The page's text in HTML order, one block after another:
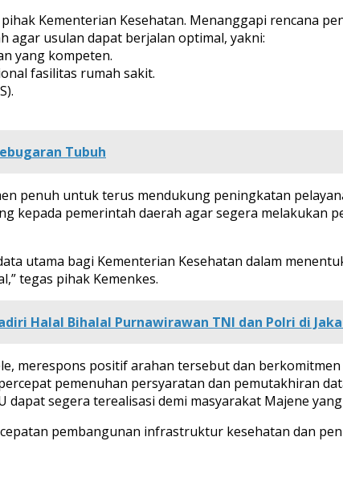
Kementerian Kesehatan. Menanggapi rencana
agar usulan dapat berjalan optimal, yakni:
yang kompeten.
fasilitas rumah sakit.
Tubuh
penuh untuk terus mendukung peningkatan
kepada pemerintah daerah agar segera melakukan
utama bagi Kementerian Kesehatan dalam
tegas pihak Kemenkes.
Halal Bihalal Purnawirawan TNI dan Polri di
merespons positif arahan tersebut dan
pemenuhan persyaratan dan pemutakhiran
segera terealisasi demi masyarakat Majene
pembangunan infrastruktur kesehatan dan